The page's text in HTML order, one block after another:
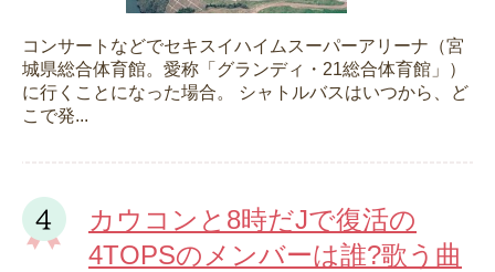
コンサートなどでセキスイハイムスーパーアリーナ（宮
城県総合体育館。愛称「グランディ・21総合体育館」）
に行くことになった場合。 シャトルバスはいつから、ど
こで発...
カウコンと8時だJで復活の
4TOPSのメンバーは誰?歌う曲